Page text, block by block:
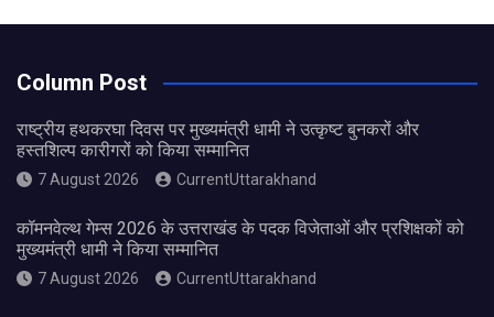
Column Post
राष्ट्रीय हथकरघा दिवस पर मुख्यमंत्री धामी ने उत्कृष्ट बुनकरों और
हस्तशिल्प कारीगरों को किया सम्मानित
7 August 2026 CurrentUttarakhand
कॉमनवेल्थ गेम्स 2026 के उत्तराखंड के पदक विजेताओं और प्रशिक्षकों को
मुख्यमंत्री धामी ने किया सम्मानित
7 August 2026 CurrentUttarakhand